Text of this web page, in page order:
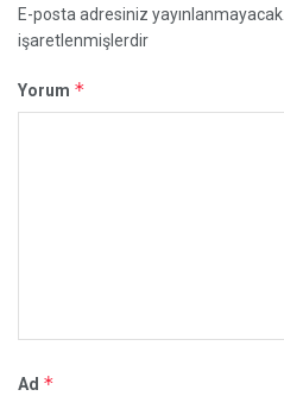
E-posta adresiniz yayınlanmayacak.
işaretlenmişlerdir
Yorum *
Ad *